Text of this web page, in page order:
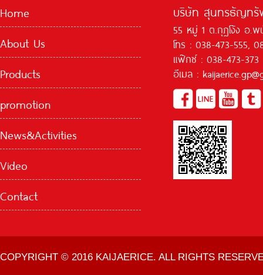
Home
About Us
Products
promotion
News&Activities
Video
Contact
บริษัท สุนทรธัญทรั
55 หมู่ 1 ต.กุฏโง้ง อ.
โทร : 038-473-555,
แฟ๊กซ์ : 038-473-373
อีเมล :
COPYRIGHT © 2016 KAIJAERICE. ALL RIGHTS